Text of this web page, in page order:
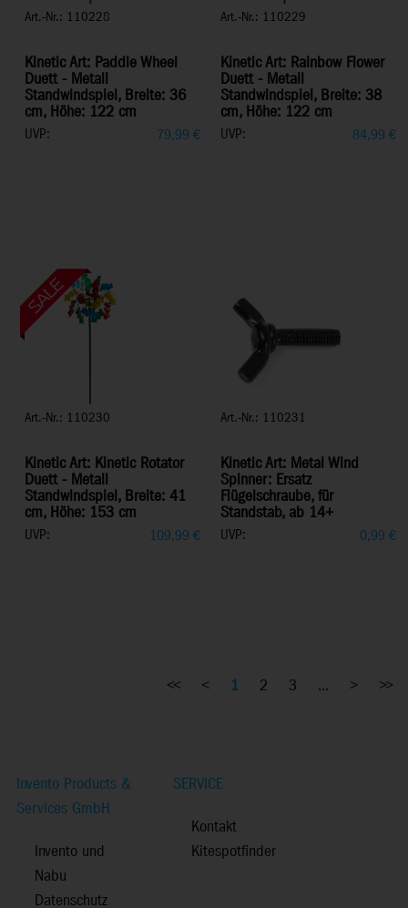
Art.-Nr.: 110228
Kinetic Art: Paddle Wheel
Duett - Metall
Standwindspiel, Breite: 36
cm, Höhe: 122 cm
UVP: 79,99 €
Art.-Nr.: 110229
Kinetic Art: Rainbow Flower
Duett - Metall
Standwindspiel, Breite: 38
cm, Höhe: 122 cm
UVP: 84,99 €
Art.-Nr.: 110230
Kinetic Art: Kinetic Rotator
Duett - Metall
Standwindspiel, Breite: 41
cm, Höhe: 153 cm
UVP: 109,99 €
Art.-Nr.: 110231
Kinetic Art: Metal Wind
Spinner: Ersatz
Flügelschraube, für
Standstab, ab 14+
UVP: 0,99 €
<< < 1 2 3 ... > >>
Invento Products &
Services GmbH
Invento und
Nabu
Datenschutz
SERVICE
Kontakt
Kitespotfinder